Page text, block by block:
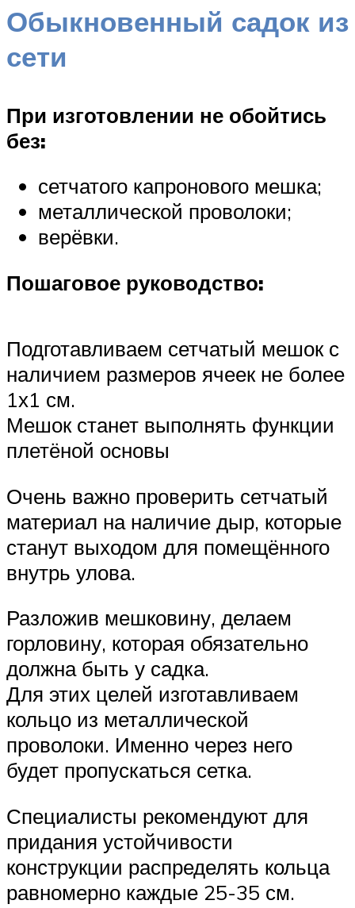
Обыкновенный садок из
сети
При изготовлении не обойтись
без:
сетчатого капронового мешка;
металлической проволоки;
верёвки.
Пошаговое руководство:
Подготавливаем сетчатый мешок с
наличием размеров ячеек не более
1х1 см.
Мешок станет выполнять функции
плетёной основы
Очень важно проверить сетчатый
материал на наличие дыр, которые
станут выходом для помещённого
внутрь улова.
Разложив мешковину, делаем
горловину, которая обязательно
должна быть у садка.
Для этих целей изготавливаем
кольцо из металлической
проволоки. Именно через него
будет пропускаться сетка.
Специалисты рекомендуют для
придания устойчивости
конструкции распределять кольца
равномерно каждые 25-35 см.